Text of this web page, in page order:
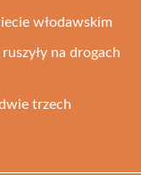
włodawskim
na drogach
trzech